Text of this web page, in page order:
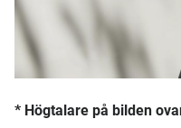
* Högtalare på bilden